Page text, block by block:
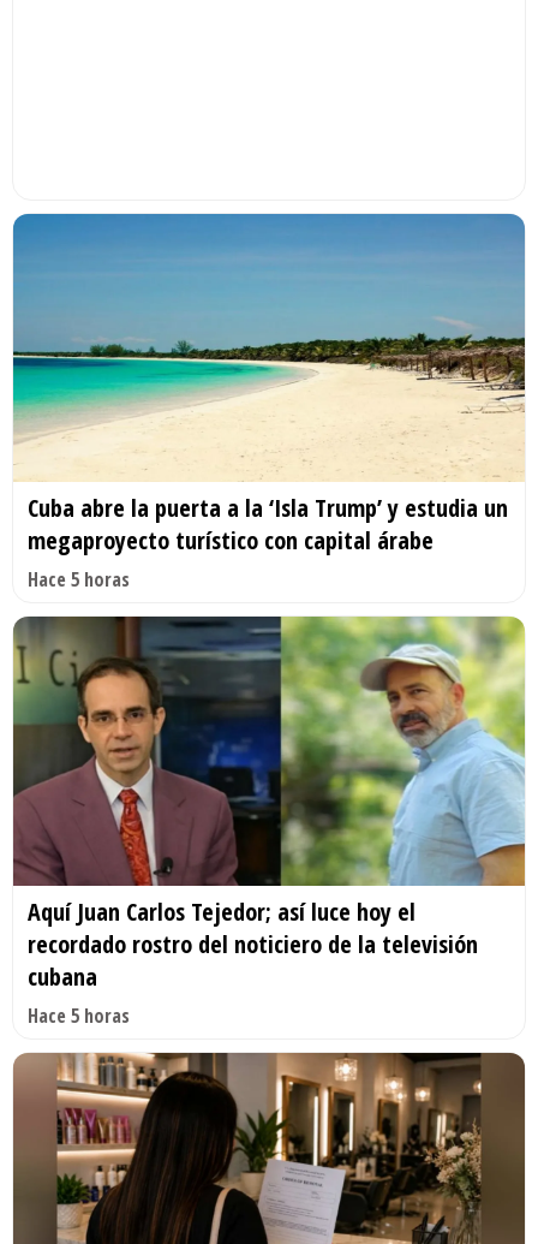
Cuba abre la puerta a la ‘Isla Trump’ y estudia un
megaproyecto turístico con capital árabe
Hace 5 horas
Aquí Juan Carlos Tejedor; así luce hoy el
recordado rostro del noticiero de la televisión
cubana
Hace 5 horas